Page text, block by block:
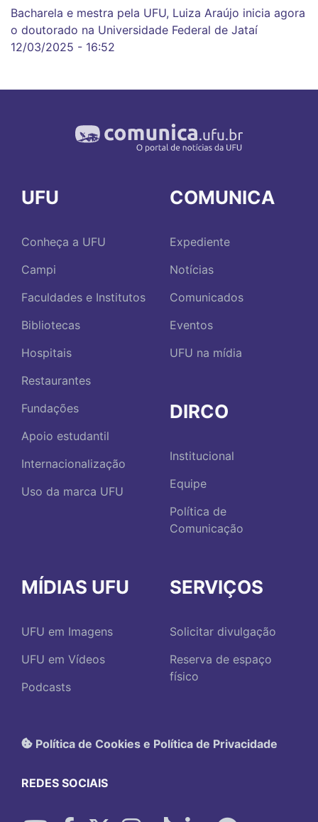
Bacharela e mestra pela UFU, Luiza Araújo inicia agora
o doutorado na Universidade Federal de Jataí
12/03/2025 - 16:52
UFU
Conheça a UFU
Campi
Faculdades e Institutos
Bibliotecas
Hospitais
Restaurantes
Fundações
Apoio estudantil
Internacionalização
Uso da marca UFU
COMUNICA
Expediente
Notícias
Comunicados
Eventos
UFU na mídia
DIRCO
Institucional
Equipe
Política de
Comunicação
MÍDIAS UFU
UFU em Imagens
UFU em Vídeos
Podcasts
SERVIÇOS
Solicitar divulgação
Reserva de espaço
físico
Política de Cookies e Política de Privacidade
REDES SOCIAIS